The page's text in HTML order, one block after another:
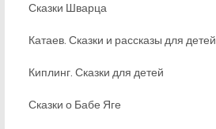
Сказки Шварца
Катаев. Сказки и рассказы для детей
Киплинг. Сказки для детей
Сказки о Бабе Яге